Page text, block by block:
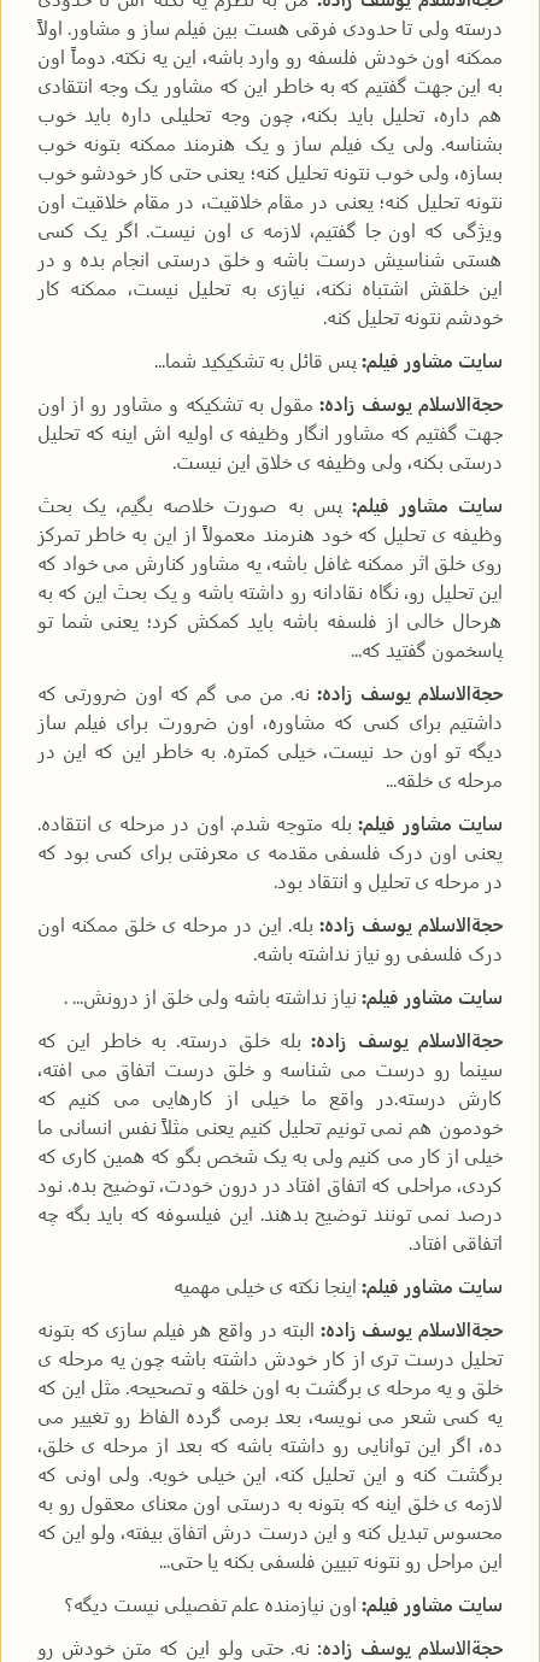
درسته ولی تا حدودی فرقی هست بین فیلم ساز و مشاور. اولاً
ممکنه اون خودش فلسفه رو وارد باشه، این یه نکته. دوماً اون
به این جهت گفتیم که به خاطر این که مشاور یک وجه انتقادی
هم داره، تحلیل باید بکنه، چون وجه تحلیلی داره باید خوب
بشناسه. ولی یک فیلم ساز و یک هنرمند ممکنه بتونه خوب
بسازه، ولی خوب نتونه تحلیل کنه؛ یعنی حتی کار خودشو خوب
نتونه تحلیل کنه؛ یعنی در مقام خلاقیت، در مقام خلاقیت اون
ویژگی که اون جا گفتیم، لازمه ی اون نیست. اگر یک کسی
هستی شناسیش درست باشه و خلق درستی انجام بده و در
این خلقش اشتباه نکنه، نیازی به تحلیل نیست، ممکنه کار
خودشم نتونه تحلیل کنه.
سایت مشاور فیلم: پس قائل به تشکیکید شما...
حجةالاسلام یوسف زاده: مقول به تشکیکه و مشاور رو از اون
جهت گفتیم که مشاور انگار وظیفه ی اولیه اش اینه که تحلیل
درستی بکنه، ولی وظیفه ی خلاق این نیست.
سایت مشاور فیلم: پس به صورت خلاصه بگیم، یک بحث
وظیفه ی تحلیل که خود هنرمند معمولاً از این به خاطر تمرکز
روی خلق اثر ممکنه غافل باشه، یه مشاور کنارش می خواد که
این تحلیل رو، نگاه نقادانه رو داشته باشه و یک بحث این که به
هرحال خالی از فلسفه باشه باید کمکش کرد؛ یعنی شما تو
پاسخمون گفتید که...
حجةالاسلام یوسف زاده: نه. من می گم که اون ضرورتی که
داشتیم برای کسی که مشاوره، اون ضرورت برای فیلم ساز
دیگه تو اون حد نیست، خیلی کمتره. به خاطر این که این در
مرحله ی خلقه...
سایت مشاور فیلم:بله متوجه شدم. اون در مرحله ی انتقاده.
یعنی اون درک فلسفی مقدمه ی معرفتی برای کسی بود که
در مرحله ی تحلیل و انتقاد بود.
حجةالاسلام یوسف زاده: بله. این در مرحله ی خلق ممکنه اون
درک فلسفی رو نیاز نداشته باشه.
سایت مشاور فیلم: نیاز نداشته باشه ولی خلق از درونش... .
حجةالاسلام یوسف زاده:بله خلق درسته. به خاطر این که
سینما رو درست می شناسه و خلق درست اتفاق می افته،
کارش درسته.در واقع ما خیلی از کارهایی می کنیم که
خودمون هم نمی تونیم تحلیل کنیم یعنی مثلاً نفس انسانی ما
خیلی از کار می کنیم ولی به یک شخص بگو که همین کاری که
کردی، مراحلی که اتفاق افتاد در درون خودت، توضیح بده. نود
درصد نمی تونند توضیح بدهند. این فیلسوفه که باید بگه چه
اتفاقی افتاد.
سایت مشاور فیلم: اینجا نکته ی خیلی مهمیه
حجةالاسلام یوسف زاده: البته در واقع هر فیلم سازی که بتونه
تحلیل درست تری از کار خودش داشته باشه چون یه مرحله ی
خلق و یه مرحله ی برگشت به اون خلقه و تصحیحه. مثل این که
یه کسی شعر می نویسه، بعد برمی گرده الفاظ رو تغییر می
ده، اگر این توانایی رو داشته باشه که بعد از مرحله ی خلق،
برگشت کنه و این تحلیل کنه، این خیلی خوبه. ولی اونی که
لازمه ی خلق اینه که بتونه به درستی اون معنای معقول رو به
محسوس تبدیل کنه و این درست درش اتفاق بیفته، ولو این که
این مراحل رو نتونه تبیین فلسفی بکنه یا حتی...
سایت مشاور فیلم: اون نیازمنده علم تفصیلی نیست دیگه؟
حجةالاسلام یوسف زاده: نه. حتی ولو این که متن خودش رو